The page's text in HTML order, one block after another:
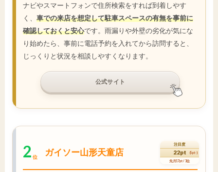
ナビやスマートフォンで住所検索をすれば到着しやす
く、 車での来店を想定して駐車スペースの有無を事前に
確認しておくと安心です。雨漏りや外壁の劣化が気にな
り始めたら、事前に電話予約を入れてから訪問すると、
じっくりと状況を相談しやすくなります。
公式サイト
2 位 ガイソー山形天童店
注目度
22pt (5pt↑)
先月17pt / 3位